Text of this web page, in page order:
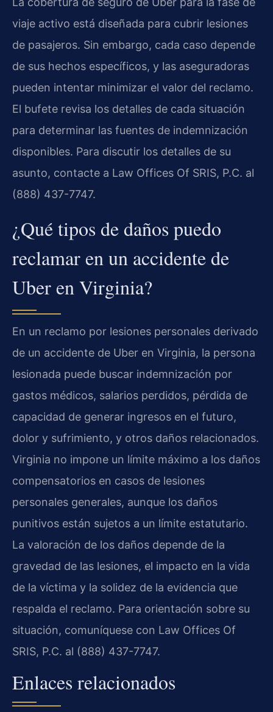
viaje activo está diseñada para cubrir lesiones
de pasajeros. Sin embargo, cada caso depende
de sus hechos específicos, y las aseguradoras
pueden intentar minimizar el valor del reclamo.
El bufete revisa los detalles de cada situación
para determinar las fuentes de indemnización
disponibles. Para discutir los detalles de su
asunto, contacte a Law Offices Of SRIS, P.C. al
(888) 437-7747.
¿Qué tipos de daños puedo
reclamar en un accidente de
Uber en Virginia?
En un reclamo por lesiones personales derivado
de un accidente de Uber en Virginia, la persona
lesionada puede buscar indemnización por
gastos médicos, salarios perdidos, pérdida de
capacidad de generar ingresos en el futuro,
dolor y sufrimiento, y otros daños relacionados.
Virginia no impone un límite máximo a los daños
compensatorios en casos de lesiones
personales generales, aunque los daños
punitivos están sujetos a un límite estatutario.
La valoración de los daños depende de la
gravedad de las lesiones, el impacto en la vida
de la víctima y la solidez de la evidencia que
respalda el reclamo. Para orientación sobre su
situación, comuníquese con Law Offices Of
SRIS, P.C. al (888) 437-7747.
Enlaces relacionados